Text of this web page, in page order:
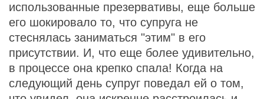
использованные презервативы, еще больше
его шокировало то, что супруга не
стеснялась заниматься "этим" в его
присутствии. И, что еще более удивительно,
в процессе она крепко спала! Когда на
следующий день супруг поведал ей о том,